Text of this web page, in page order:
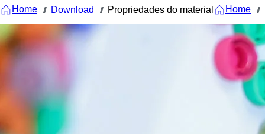
Home /// Download /// Propriedades do material Home ///